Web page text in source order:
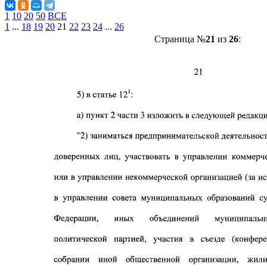
1 10 20 50 ВСЕ
1 ... 18 19 20 21 22 23 24 ... 26
Страница №21 из 26: